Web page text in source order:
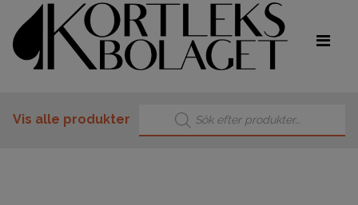
Vis alle produkter
Products search